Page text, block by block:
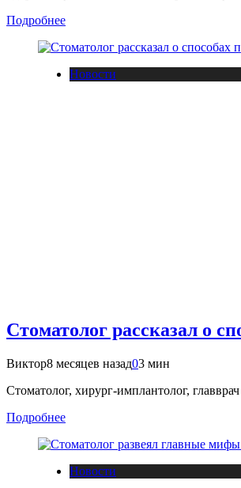
Подробнее
Новости
Стоматолог рассказал о
Виктор8 месяцев назад03 мин
Стоматолог, хирург-имплантолог,
Подробнее
Новости